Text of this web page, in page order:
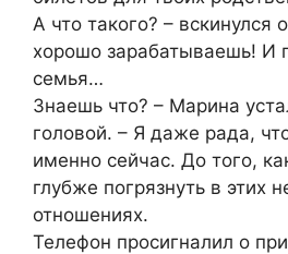
А что такого? – вскинулся
хорошо зарабатываешь! И
семья…
Знаешь что? – Марина
головой. – Я даже рада,
именно сейчас. До того,
глубже погрязнуть в этих
отношениях.
Телефон просигналил о